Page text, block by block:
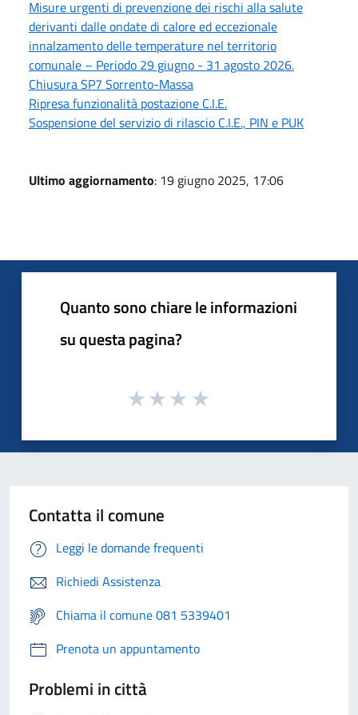
Misure urgenti di prevenzione dei rischi alla salute
derivanti dalle ondate di calore ed eccezionale
innalzamento delle temperature nel territorio
comunale – Periodo 29 giugno - 31 agosto 2026.
Chiusura SP7 Sorrento-Massa
Ripresa funzionalità postazione C.I.E.
Sospensione del servizio di rilascio C.I.E., PIN e PUK
Ultimo aggiornamento: 19 giugno 2025, 17:06
Quanto sono chiare le informazioni
su questa pagina?
Contatta il comune
Leggi le domande frequenti
Richiedi Assistenza
Chiama il comune 081 5339401
Prenota un appuntamento
Problemi in città